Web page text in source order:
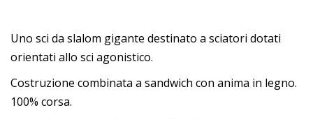
Uno sci da slalom gigante destinato a sciatori dotati
orientati allo sci agonistico.
Costruzione combinata a sandwich con anima in legno.
100% corsa.